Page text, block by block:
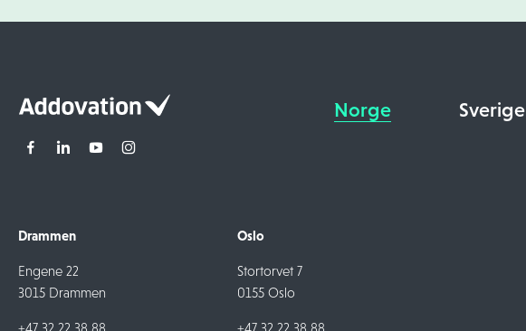
Norge Sverige
Drammen
Engene 22
3015 Drammen
Oslo
Stortorvet 7
0155 Oslo